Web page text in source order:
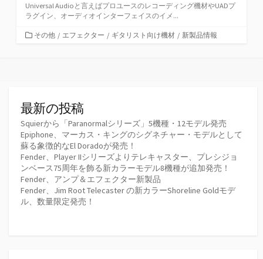
Universal Audioと言えばプロユースのレコーディング機材やUADプ
ラグイン、オーディオインターフェイスのイメ...
カその他 / エフェクター / ギタリスト向け機材 / 新製品情報
最新の投稿
Squierから「Paranormalシリーズ」5機種・12モデル発売
Epiphone、マーカス・キングのシグネチャー・モデルとして
蘇る象徴的なEl Doradoが発売！
Fender、Player IIシリーズよりテレキャスター、プレシジョ
ンベース75周年を飾る新カラーモデル8機種が追加発売！
Fender、アンプ＆エフェクター新製品
Fender、Jim Root Telecaster の新カラーShoreline Goldモデ
ル、数量限定発売！